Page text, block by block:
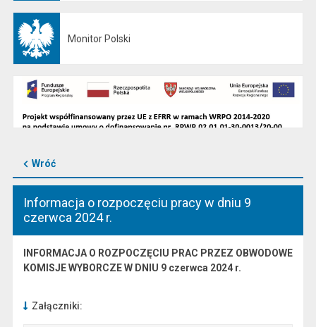
Monitor Polski
Wróć
Informacja o rozpoczęciu pracy w dniu 9
czerwca 2024 r.
INFORMACJA O ROZPOCZĘCIU PRAC PRZEZ OBWODOWE
KOMISJE WYBORCZE W DNIU 9 czerwca 2024 r.
Załączniki: